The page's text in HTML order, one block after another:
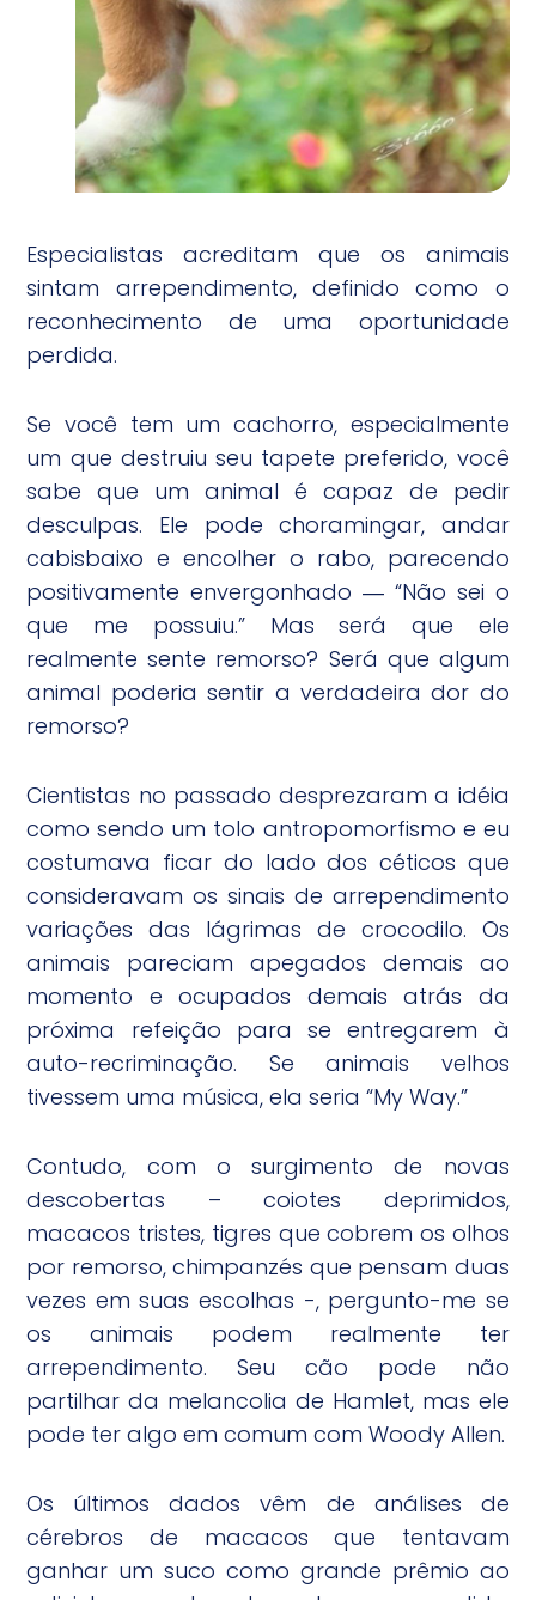
Especialistas acreditam que os animais
sintam arrependimento, definido como o
reconhecimento de uma oportunidade
perdida.
Se você tem um cachorro, especialmente
um que destruiu seu tapete preferido, você
sabe que um animal é capaz de pedir
desculpas. Ele pode choramingar, andar
cabisbaixo e encolher o rabo, parecendo
positivamente envergonhado ― “Não sei o
que me possuiu.” Mas será que ele
realmente sente remorso? Será que algum
animal poderia sentir a verdadeira dor do
remorso?
Cientistas no passado desprezaram a idéia
como sendo um tolo antropomorfismo e eu
costumava ficar do lado dos céticos que
consideravam os sinais de arrependimento
variações das lágrimas de crocodilo. Os
animais pareciam apegados demais ao
momento e ocupados demais atrás da
próxima refeição para se entregarem à
auto-recriminação. Se animais velhos
tivessem uma música, ela seria “My Way.”
Contudo, com o surgimento de novas
descobertas – coiotes deprimidos,
macacos tristes, tigres que cobrem os olhos
por remorso, chimpanzés que pensam duas
vezes em suas escolhas -, pergunto-me se
os animais podem realmente ter
arrependimento. Seu cão pode não
partilhar da melancolia de Hamlet, mas ele
pode ter algo em comum com Woody Allen.
Os últimos dados vêm de análises de
cérebros de macacos que tentavam
ganhar um suco como grande prêmio ao